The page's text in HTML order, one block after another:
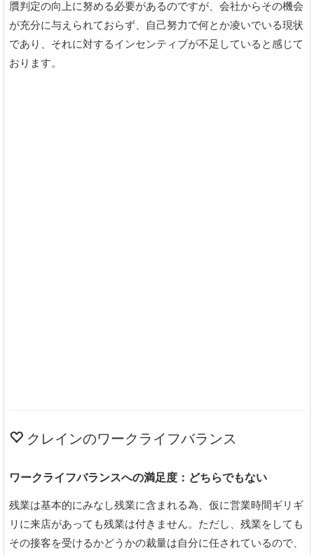
贋判定の向上に努める必要があるのですが、会社からその機会
が充分に与えられておらず、自己努力で何とか凌いでいる現状
であり、それに対するインセンティブが不足していると感じて
おります。
クレインのワークライフバランス
ワークライフバランスへの満足度：どちらでもない
残業は基本的にみなし残業に含まれる為、仮に営業時間ギリギ
リに来店があっても残業は付きません。ただし、残業をしても
その接客を受けるかどうかの裁量は自分に任されているので、